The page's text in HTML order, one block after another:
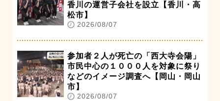
香川の運営子会社を設立【香川・高
松市】
2026/08/07
参加者２人が死亡の「西大寺会陽」
市民中心の１０００人を対象に祭り
などのイメージ調査へ【岡山・岡山
市】
2026/08/07